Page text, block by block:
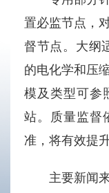
置必监节点，
督节点。大纲
的电化学和压
模及类型可参
站。质量监督
准，将有效提
主要新闻